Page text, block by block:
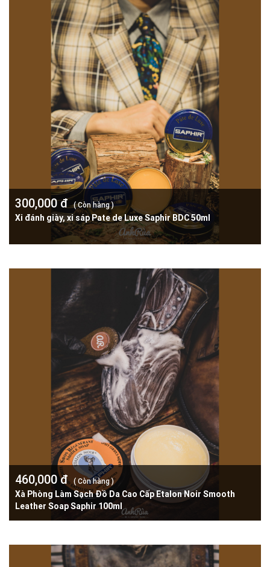
300,000 đ( Còn hàng )
Xi đánh giày, xi sáp Pate de Luxe Saphir BDC 50ml
460,000 đ ( Còn hàng )
Xà Phòng Làm Sạch Đồ Da Cao Cấp Etalon Noir Smooth
Leather Soap Saphir 100ml